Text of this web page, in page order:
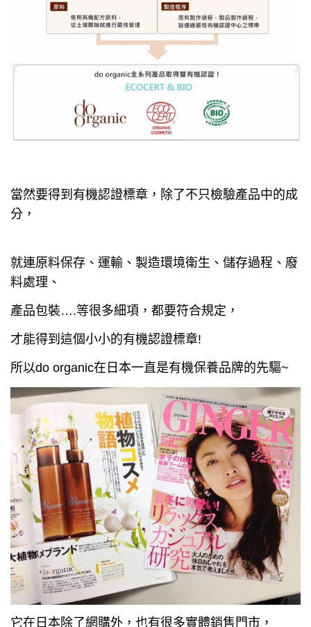
當然要得到有機認證標章，除了不只檢驗產品中的成
分，
就連原料保存、運輸、製造環境衛生、儲存過程、廢
料處理、
產品包裝….等很多細項，都要符合規定，
才能得到這個小小的有機認證標章!
所以do organic在日本一直是有機保養品牌的先驅~
它在日本除了網購外 ，也有很多實體銷售門市，